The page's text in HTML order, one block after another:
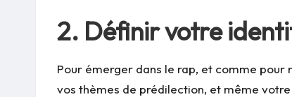
2. Définir votre
Pour émerger dans le rap, et comme
vos thèmes de prédilection, et même votre